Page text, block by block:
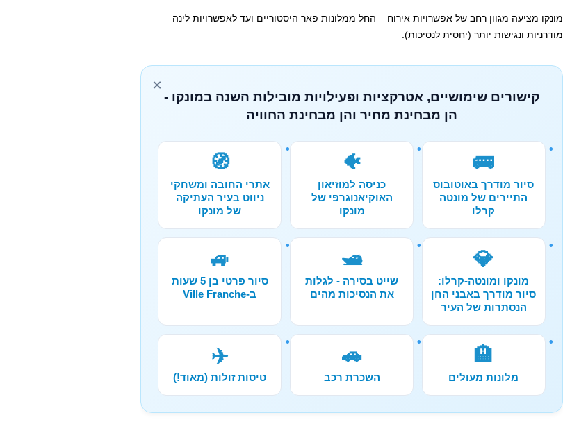
מונקו מציעה מגוון רחב של אפשרויות אירוח – החל ממלונות פאר היסטוריים ועד לאפשרויות לינה
מודרניות ונגישות יותר (יחסית לנסיכות).
×
קישורים שימושיים, אטרקציות ופעילויות מובילות השנה במונקו -
הן מבחינת מחיר והן מבחינת החוויה
🚌
סיור מודרך באוטובוס
התיירים של מונטה
קרלו
🐠
כניסה למוזיאון
האוקיאנוגרפי של
מונקו
🧭
אתרי החובה ומשחקי
ניווט בעיר העתיקה
של מונקו
💎
מונקו ומונטה-קרלו:
סיור מודרך באבני החן
הנסתרות של העיר
🛥️
שייט בסירה - לגלות
את הנסיכות מהים
🚙
סיור פרטי בן 5 שעות
ב-Ville Franche
🏨
מלונות מעולים
🚗
השכרת רכב
✈️
טיסות זולות (מאוד!)